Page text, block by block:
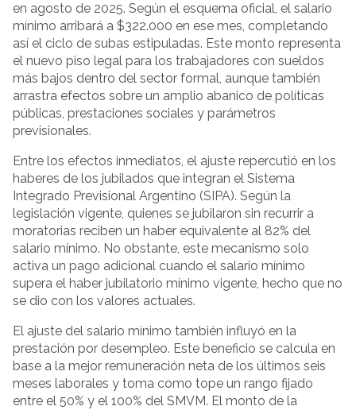
en agosto de 2025. Según el esquema oficial, el salario
mínimo arribará a $322.000 en ese mes, completando
así el ciclo de subas estipuladas. Este monto representa
el nuevo piso legal para los trabajadores con sueldos
más bajos dentro del sector formal, aunque también
arrastra efectos sobre un amplio abanico de políticas
públicas, prestaciones sociales y parámetros
previsionales.
Entre los efectos inmediatos, el ajuste repercutió en los
haberes de los jubilados que integran el Sistema
Integrado Previsional Argentino (SIPA). Según la
legislación vigente, quienes se jubilaron sin recurrir a
moratorias reciben un haber equivalente al 82% del
salario mínimo. No obstante, este mecanismo solo
activa un pago adicional cuando el salario mínimo
supera el haber jubilatorio mínimo vigente, hecho que no
se dio con los valores actuales.
El ajuste del salario mínimo también influyó en la
prestación por desempleo. Este beneficio se calcula en
base a la mejor remuneración neta de los últimos seis
meses laborales y toma como tope un rango fijado
entre el 50% y el 100% del SMVM. El monto de la